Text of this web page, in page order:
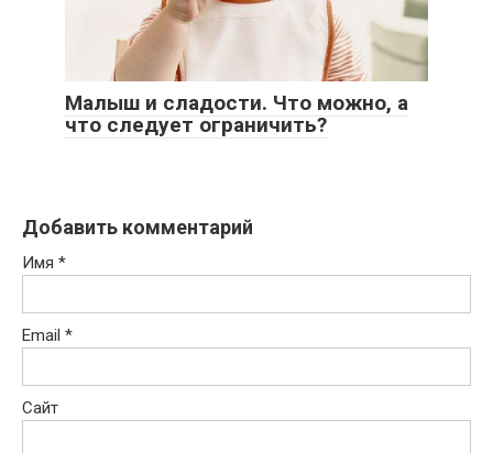
Малыш и сладости. Что можно, а
что следует ограничить?
Добавить комментарий
Имя *
Email *
Сайт